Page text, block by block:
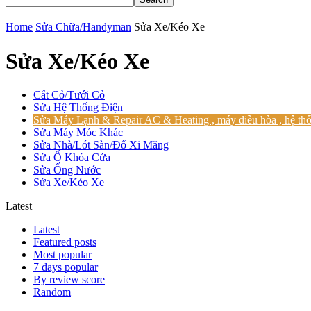
Home Sửa Chữa/Handyman Sửa Xe/Kéo Xe
Sửa Xe/Kéo Xe
Cắt Cỏ/Tưới Cỏ
Sửa Hệ Thống Điện
Sửa Máy Lạnh & Repair AC & Heating , máy điều hòa , hệ
Sửa Máy Móc Khác
Sửa Nhà/Lót Sàn/Đổ Xi Măng
Sửa Ổ Khóa Cửa
Sửa Ống Nước
Sửa Xe/Kéo Xe
Latest
Latest
Featured posts
Most popular
7 days popular
By review score
Random